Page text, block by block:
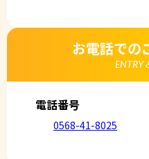
な期間、妥当な範囲内で
応募者等の個人情報の取
について、個人情報の保
法令、及び本プライバシ
応募者等の個人情報を正
及び毀損から保護するた
ます。
6. Cookieについて
本ウェブサイトでは、一
お電話での
ENTRY
電話番号
0568-41-8025